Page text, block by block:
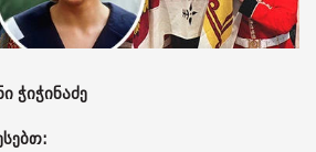
ჭიჭინაძე